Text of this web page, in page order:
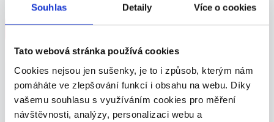
Souhlas Detaily Více o cookies
Tato webová stránka používá cookies
Cookies nejsou jen sušenky, je to i způsob, kterým nám
pomáháte ve zlepšování funkcí i obsahu na webu. Díky
vašemu souhlasu s využíváním cookies pro měření
návštěvnosti, analýzy, personalizaci webu a
Odpovědět na inzerát
Shrnutí nabídky
POZICE:
Pokladní, pokladník